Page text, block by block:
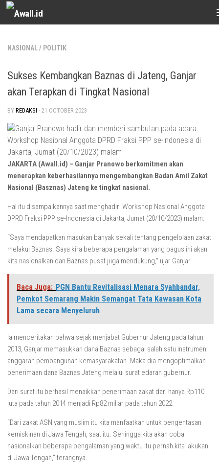
Skip to content
NASIONAL/ POLITIK
Sukses Kembangkan Baznas di Jateng, Ganjar
akan Terapkan di Tingkat Nasional
BY REDAKSI · 21 OCTOBER 2023
JAKARTA (Awall.id) – Ganjar Pranowo berkomitmen akan
menerapkan keberhasilannya mengembangkan Badan Amil Zakat
Nasional (Basznas) Jateng ke tingkat nasional.
Hal itu disampaikannya saat menghadiri Workshop Nasional Anggota
DPRD Fraksi PPP se-Indonesia di Jakarta, Jumat (20/10/2023) malam.
“Saya mendapatkan masukan banyak sekali tentang pengelolaan zakat
melakui Baznas. Saya kira beberapa pengalaman yang bagus ini akan
kita nasionalkan dan Baznas pusat juga mendukung,” ujar Ganjar.
Baca Juga: PGN Bantu Revitalisasi Menara Syahbandar,
Pemkot Semarang Makin Semangat Tata Kawasan Kota
Lama secara Menyeluruh
Ia menceritakan bahwa sejak menjabat Gubernur Jateng pada tahun
2013, Ganjar memasukkan dana Baznas sebagai salah satu instrumen
anggaran pembangunan kemasyarakatan. Maka dia mengoptimalkan
penerimaan dana Baznas Jateng melalui surat edaran gubernur.
Dari surat itu berhasil menaikkan penerimaan zakat dari hanya Rp110
juta pada tahun 2014 menjadi Rp82 miliar pada tahun 2022.
“Dari zakat ASN yang muslim itu kita manfaatkan untuk pengentasan
kemiskinan di Jawa Tengah, saat itu. Sehingga kita akan coba
nasionalkan beberapa pengalaman yang waktu itu pernah kita lakukan
di Jawa Tengah,” terangnya.